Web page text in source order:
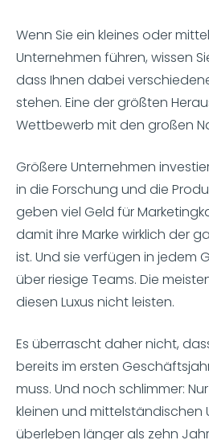
Wenn Sie ein kleines oder
Unternehmen führen, wissen
dass Ihnen dabei
stehen. Eine der größten
Wettbewerb mit den großen
Größere Unternehmen
in die Forschung und die
geben viel Geld für
damit ihre Marke wirklich der
ist. Und sie verfügen in jedem
über riesige Teams. Die
diesen Luxus nicht leisten.
Es überrascht daher nicht,
bereits im ersten
muss. Und noch schlimmer:
kleinen und mittelständischen
überleben länger als zehn